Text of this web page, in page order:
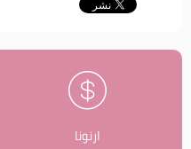
ارنونا